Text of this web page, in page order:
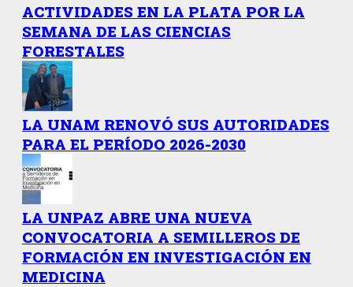
ACTIVIDADES EN LA PLATA POR LA
SEMANA DE LAS CIENCIAS
FORESTALES
LA UNAM RENOVÓ SUS AUTORIDADES
PARA EL PERÍODO 2026-2030
LA UNPAZ ABRE UNA NUEVA
CONVOCATORIA A SEMILLEROS DE
FORMACIÓN EN INVESTIGACIÓN EN
MEDICINA